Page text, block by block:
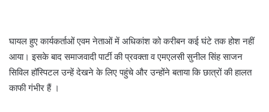
घायल हुए कार्यकर्ताओं एवम नेताओं में अधिकांश को करीबन कई घंटे तक होश नहीं
आया। इसके बाद समाजवादी पार्टी की प्रवक्ता व एमएलसी सुनील सिंह साजन
सिविल हॉस्पिटल उन्हें देखने के लिए पहुंचे और उन्होंने बताया कि छात्रों की हालत
काफी गंभीर हैं ।